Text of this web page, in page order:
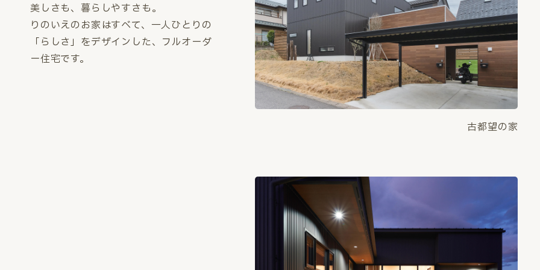
美しさも、暮らしやすさも。
りのいえのお家はすべて、一人ひとりの
「らしさ」をデザインした、フルオーダ
ー住宅です。
古都望の家